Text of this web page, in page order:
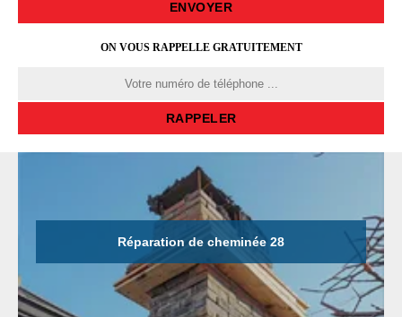
ON VOUS RAPPELLE GRATUITEMENT
Réparation de cheminée 28